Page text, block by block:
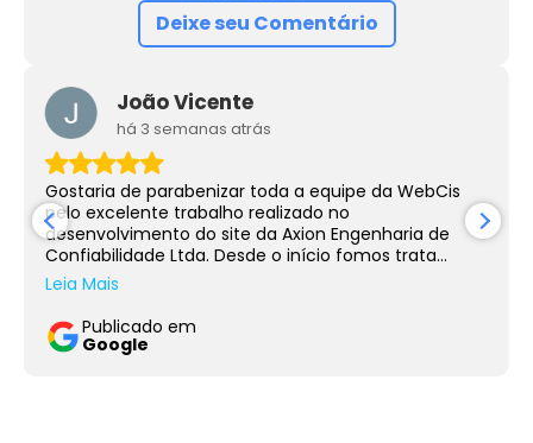
Deixe seu Comentário
João Vicente
há 3 semanas atrás
Gostaria de parabenizar toda a equipe da WebCis
pelo excelente trabalho realizado no
desenvolvimento do site da Axion Engenharia de
Confiabilidade Ltda. Desde o início fomos trata...
Leia Mais
Publicado em
Google